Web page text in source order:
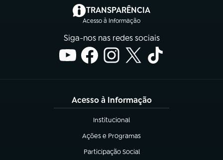
TRANSPARÊNCIA
Acesso à Informação
(abre em nova aba)
Siga-nos nas redes sociais
Acesso à Informação
Institucional
(abre em nova aba)
Ações e Programas
(abre em nova aba)
Participação Social
(abre em nova aba)